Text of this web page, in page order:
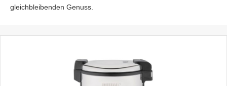
gleichbleibenden Genuss.